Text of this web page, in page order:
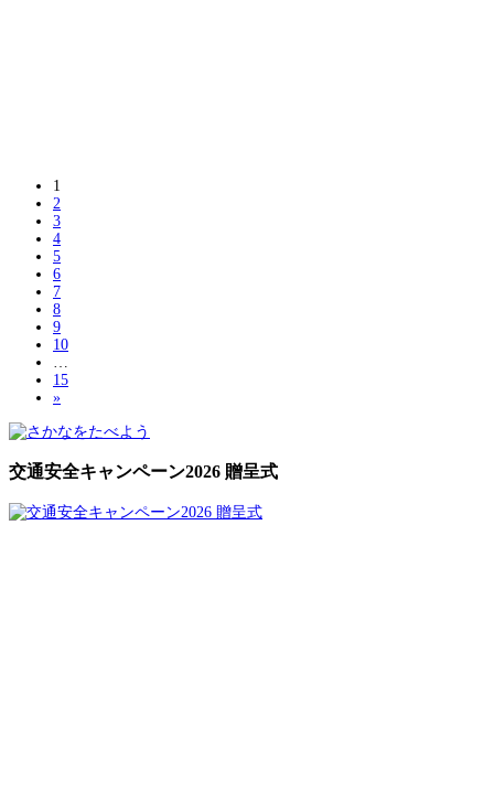
1
2
3
4
5
6
7
8
9
10
15
»
交通安全キャンペーン2026 贈呈式